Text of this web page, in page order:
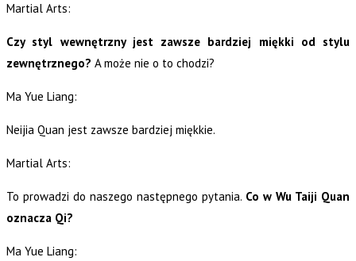
Martial Arts:
Czy styl wewnętrzny jest zawsze bardziej miękki od stylu
zewnętrznego? A może nie o to chodzi?
Ma Yue Liang:
Neijia Quan jest zawsze bardziej miękkie.
Martial Arts:
To prowadzi do naszego następnego pytania. Co w Wu Taiji Quan
oznacza Qi?
Ma Yue Liang: